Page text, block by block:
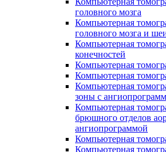
головного мозга
Компьютерная
головного мозга и
Компьютерная
конечностей
Компьютерная
Компьютерная
Компьютерная
зоны с
Компьютерная
брюшного отделов
ангиопрограммой
Компьютерная
Компьютерная